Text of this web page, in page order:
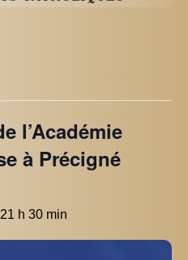
l’Académie
à Précigné
21 h 30 min